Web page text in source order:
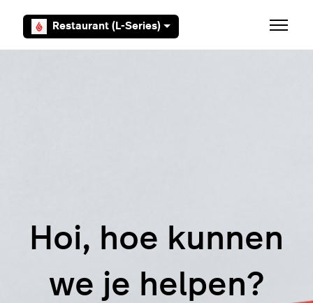
Restaurant (L-Series)
Hoi, hoe kunnen
we je helpen?